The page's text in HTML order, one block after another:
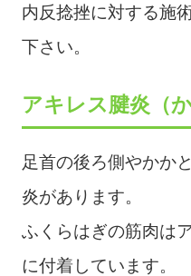
内反捻挫に対する施
下さい。
アキレス腱炎（
足首の後ろ側やかか
炎があります。
ふくらはぎの筋肉は
に付着しています。